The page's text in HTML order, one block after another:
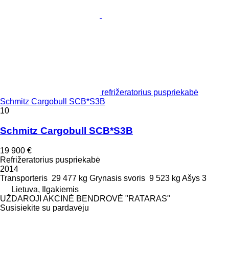
refrižeratorius puspriekabė
Schmitz Cargobull SCB*S3B
10
Schmitz Cargobull SCB*S3B
19 900 €
Refrižeratorius puspriekabė
2014
Transporteris 29 477 kg Grynasis svoris 9 523 kg Ašys 3
Lietuva, Ilgakiemis
UŽDAROJI AKCINĖ BENDROVĖ "RATARAS"
Susisiekite su pardavėju